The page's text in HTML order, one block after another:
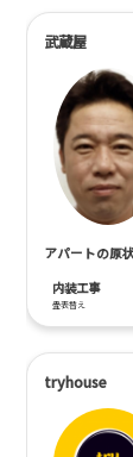
武蔵屋
アパートの原
内装工事
畳表替え
tryhouse